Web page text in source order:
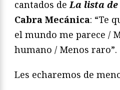
cantados de La lista
Cabra Mecánica: “Te
el mundo me parece /
humano / Menos raro”.
Les echaremos de